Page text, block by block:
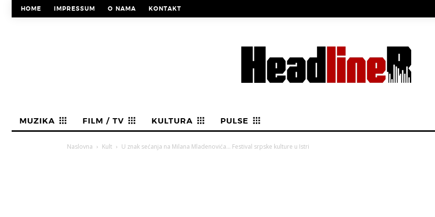
HOME IMPRESSUM O NAMA KONTAKT
MUZIKA FILM / TV KULTURA PULSE
Naslovna Kult U znak sećanja na Milana Mladenovića… Festival srpske kulture u Istri